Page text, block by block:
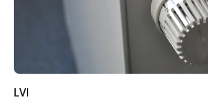
LVI